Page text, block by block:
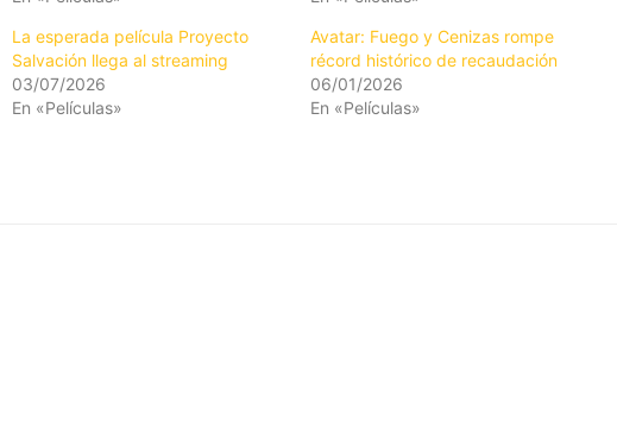
La esperada película Proyecto
Salvación llega al streaming
03/07/2026
En «Películas»
Avatar: Fuego y Cenizas rompe
récord histórico de recaudación
06/01/2026
En «Películas»